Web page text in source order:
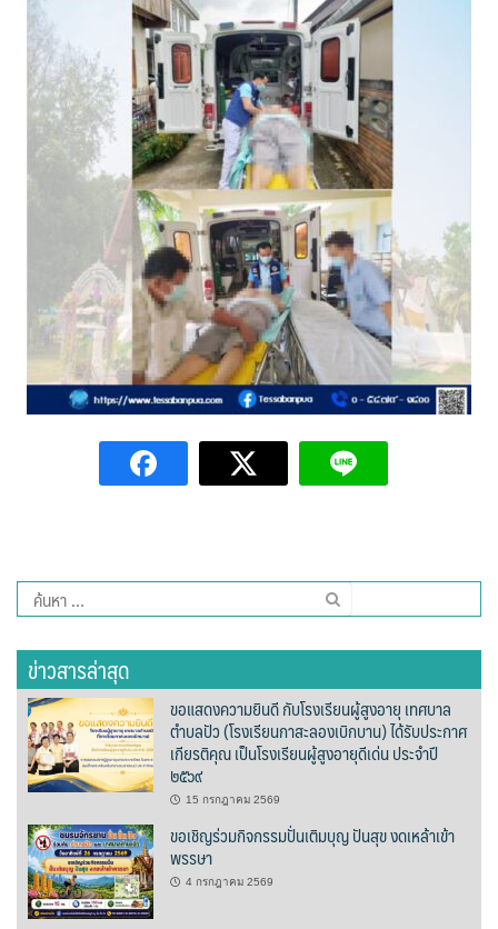
งบแสดงฐานะการเงิน เทศบาลตำบลปัว ประจำปีงบประมาณ 2561
ติดต่อหน่วยงาน
ที่พัก
Amante Baristro Hotel & Cafe’ @Pua
C View Home
Deply
Go Hight ‘O Village
HOMU Villa
Montha Residence
Shanti – Retreat
ก๋างโต้งคอฟฟี่รีสอร์ท
ต้นแหลงโฮมสเตย์
ตูบฮิมโต้งโฮมสเตย์
นครน่านอพาร์ทเม้น
นะลาวิวรีสอร์ท
นาต้นบัวโฮมสเตย์
ค้นหา
สำหรับ:
ข่าวสารล่าสุด
ขอแสดงความยินดี กับโรงเรียนผู้สูงอายุ เทศบาล
ตำบลปัว (โรงเรียนกาสะลองเบิกบาน) ได้รับประกาศ
เกียรติคุณ เป็นโรงเรียนผู้สูงอายุดีเด่น ประจำปี
๒๕๖๙
15 กรกฎาคม 2569
ขอเชิญร่วมกิจกรรมปั่นเติมบุญ ปันสุข งดเหล้าเข้า
พรรษา
4 กรกฎาคม 2569